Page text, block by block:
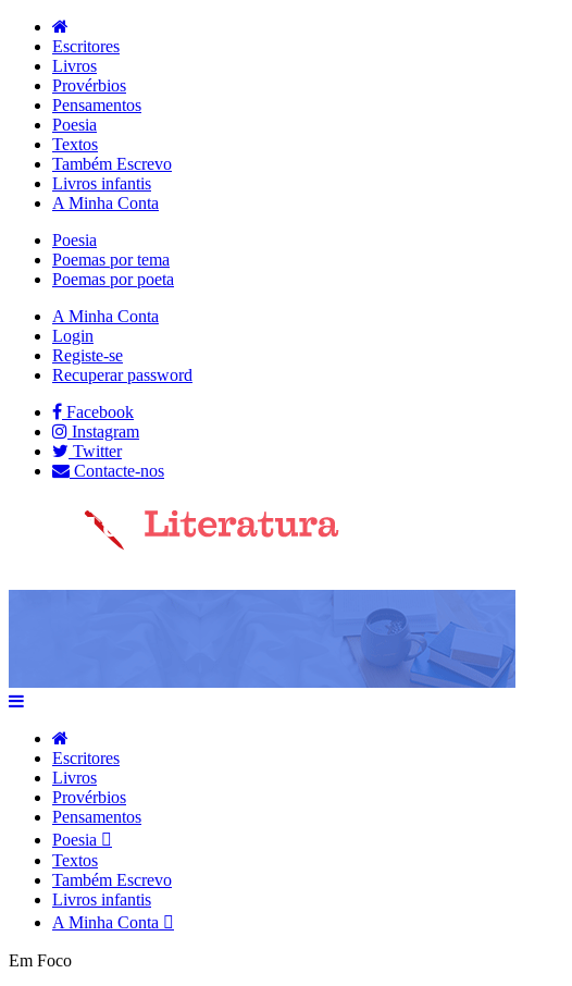
Escritores
Livros
Provérbios
Pensamentos
Poesia
Textos
Também Escrevo
Livros infantis
A Minha Conta
Poesia
Poemas por tema
Poemas por poeta
A Minha Conta
Login
Registe-se
Recuperar password
Facebook
Instagram
Twitter
Contacte-nos
Escritores
Livros
Provérbios
Pensamentos
Poesia
Textos
Também Escrevo
Livros infantis
A Minha Conta
Em Foco